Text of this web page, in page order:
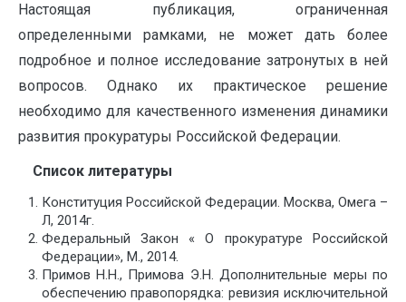
Настоящая публикация, ограниченная
определенными рамками, не может дать более
подробное и полное исследование затронутых в ней
вопросов. Однако их практическое решение
необходимо для качественного изменения динамики
развития прокуратуры Российской Федерации.
Список литературы
Конституция Российской Федерации. Москва, Омега –
Л, 2014г.
Федеральный Закон « О прокуратуре Российской
Федерации», М., 2014.
Примов Н.Н., Примова Э.Н. Дополнительные меры по
обеспечению правопорядка: ревизия исключительной